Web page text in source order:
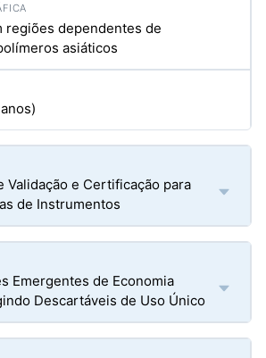
regiões dependentes de
asiáticos
Validação e Certificação para
de Instrumentos
Emergentes de Economia
Descartáveis de Uso Único